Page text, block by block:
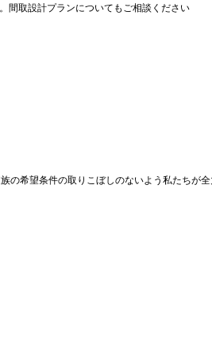
間取設計プランについてもご相談ください
の希望条件の取りこぼしのないよう私たちが